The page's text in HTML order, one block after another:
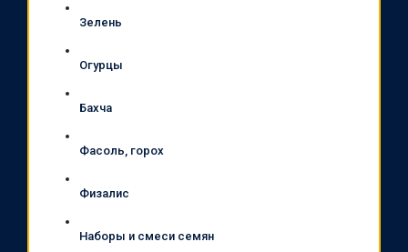
Зелень
Огурцы
Бахча
Фасоль, горох
Физалис
Наборы и смеси семян